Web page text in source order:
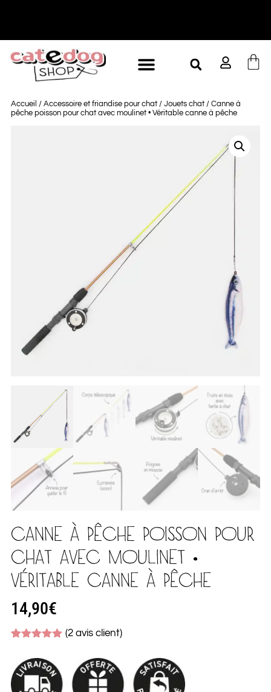
-10% à partir de 60€ d'achat
Accueil / Accessoire et friandise pour chat/ Jouets chat/ Canne à
pêche poisson pour chat avec moulinet • Véritable canne à pêche
CANNE À PÊCHE POISSON POUR
CHAT AVEC MOULINET •
VÉRITABLE CANNE À PÊCHE
14,90€
sur 5
basé sur
notations
client
(2 avis client)